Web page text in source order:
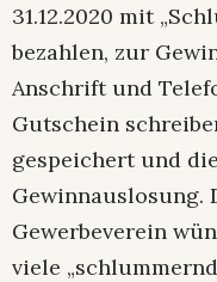
31.12.2020 mit
bezahlen, zur
Anschrift und
Gutschein
gespeichert und
Gewinnauslosung.
Gewerbeverein
viele